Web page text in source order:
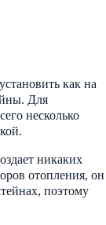
как на
Для
несколько
никаких
отопления, он
поэтому